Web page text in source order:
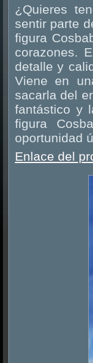
¿Quieres
sentir parte
figura
corazones.
detalle y
Viene en
sacarla del
fantástico y
figura
oportunidad
Enlace del